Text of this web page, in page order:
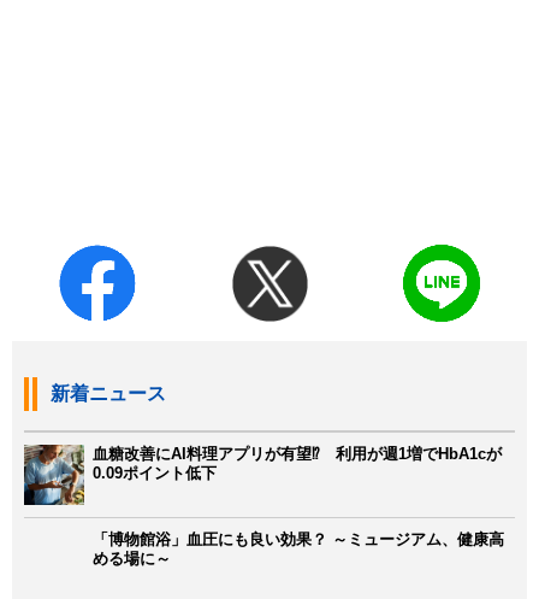
新着ニュース
血糖改善にAI料理アプリが有望⁉ 利用が週1増でHbA1cが
0.09ポイント低下
「博物館浴」血圧にも良い効果？ ～ミュージアム、健康高
める場に～